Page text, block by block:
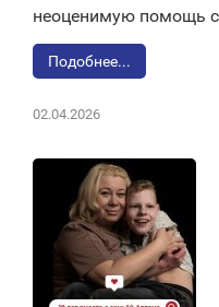
неоценимую помощь
Подобнее...
02.04.2026